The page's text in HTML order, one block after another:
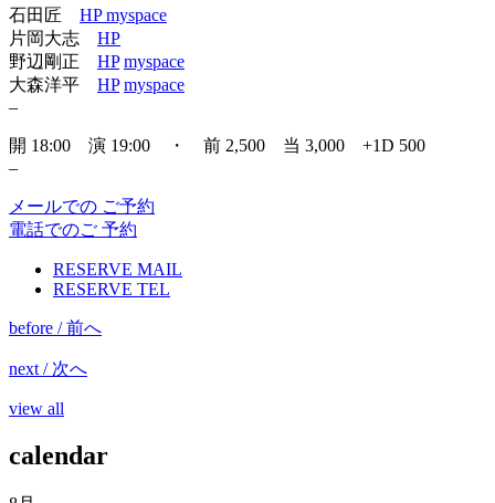
石田匠 HPmyspace
片岡大志 HP
野辺剛正 HP myspace
大森洋平 HP myspace
–
開 18:00 演 19:00 ・ 前 2,500 当 3,000 +1D 500
–
メールでの ご予約
電話でのご 予約
RESERVE MAIL
RESERVE TEL
before / 前へ
next / 次へ
view all
calendar